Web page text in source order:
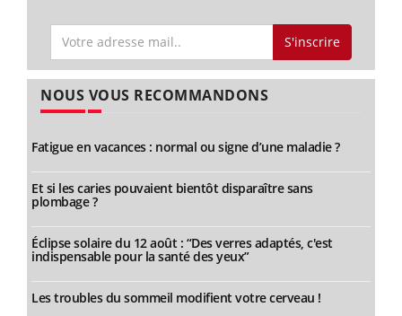
S'inscrire
NOUS VOUS RECOMMANDONS
Fatigue en vacances : normal ou signe d’une maladie ?
Et si les caries pouvaient bientôt disparaître sans
plombage ?
Éclipse solaire du 12 août : “Des verres adaptés, c'est
indispensable pour la santé des yeux”
Les troubles du sommeil modifient votre cerveau !